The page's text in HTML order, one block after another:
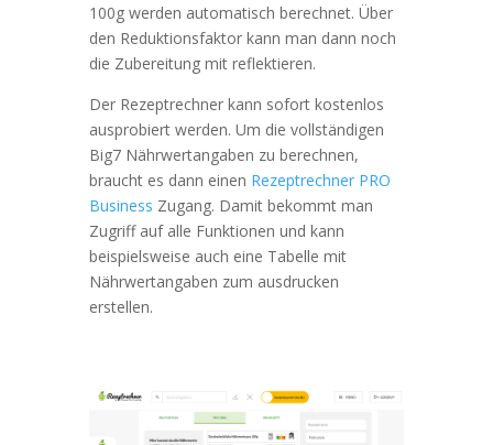
100g werden automatisch berechnet. Über
den Reduktionsfaktor kann man dann noch
die Zubereitung mit reflektieren.
Der Rezeptrechner kann sofort kostenlos
ausprobiert werden. Um die vollständigen
Big7 Nährwertangaben zu berechnen,
braucht es dann einen Rezeptrechner PRO
Business Zugang. Damit bekommt man
Zugriff auf alle Funktionen und kann
beispielsweise auch eine Tabelle mit
Nährwertangaben zum ausdrucken
erstellen.